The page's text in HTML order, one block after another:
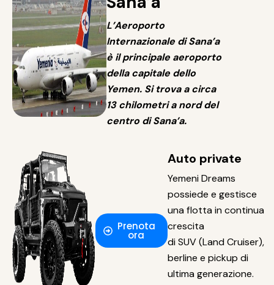
L’Aeroporto
Internazionale di Sana’a
è il principale aeroporto
della capitale dello
Yemen. Si trova a circa
13 chilometri a nord del
centro di Sana’a.
Prenota
ora
Auto private
Yemeni Dreams
possiede e gestisce
una flotta in continua
crescita
di SUV (Land Cruiser),
berline e pickup di
ultima generazione.